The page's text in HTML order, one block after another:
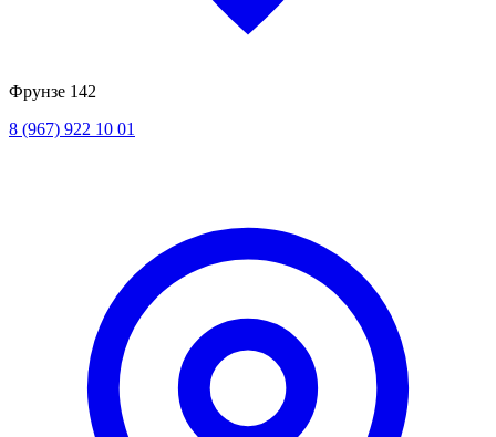
Фрунзе 142
8 (967) 922 10 01